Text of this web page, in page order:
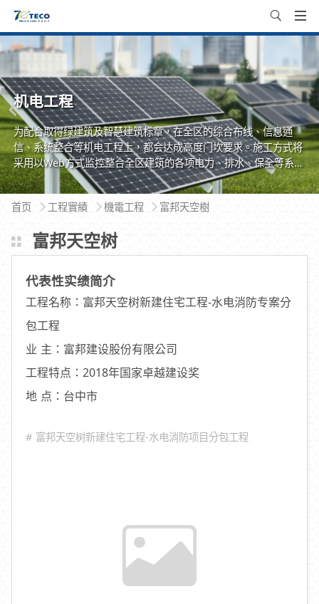
机电工程
为配合取得绿建筑及智慧建筑标章，在全区的综合布线、信息通
信、系统整合等机电工程上，都会达成高度门坎要求。施工方式将
采用以Web方式监控整合全区建筑的各项电力、排水、保全等系
统，以达成建筑物安全、便利、节能又永续环保的使用效益，也兼
具人性化的管理。
首页
工程實績 機電工程 富邦天空樹
富邦天空树
代表性实绩简介
工程名称：富邦天空树新建住宅工程-水电消防专案分
包工程
业 主：富邦建设股份有限公司
工程特点：2018年国家卓越建设奖
地 点：台中市
# 富邦天空树新建住宅工程-水电消防项目分包工程